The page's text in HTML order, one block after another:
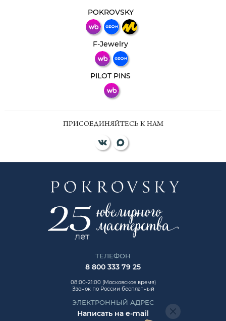
POKROVSKY
F-Jewelry
PILOT PINS
ПРИСОЕДИНЯЙТЕСЬ К НАМ
ТЕЛЕФОН
8 800 333 79 25
08:00-21:00 (Московское время)
Звонок по России бесплатный
ЭЛЕКТРОННЫЙ АДРЕС
Написать на e-mail